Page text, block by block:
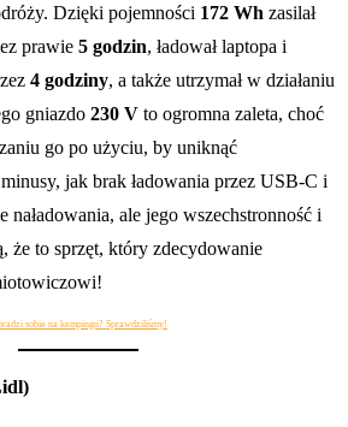
Dzięki pojemności 172 Wh zasilał
prawie 5 godzin, ładował laptopa i
4 godziny, a także utrzymał w działaniu
gniazdo 230 V to ogromna zaleta, choć
go po użyciu, by uniknąć
jak brak ładowania przez USB-C i
naładowania, ale jego wszechstronność i
że to sprzęt, który zdecydowanie
sobie na kempingu? Sprawdziliśmy!